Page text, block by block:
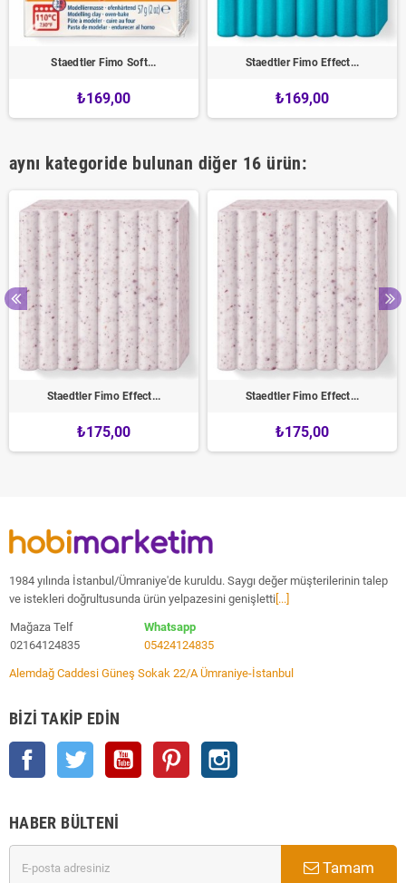
Staedtler Fimo Soft...
₺169,00
Staedtler Fimo Effect...
₺169,00
aynı kategoride bulunan diğer 16 ürün:
Staedtler Fimo Effect...
₺175,00
Staedtler Fimo Effect...
₺175,00
1984 yılında İstanbul/Ümraniye'de kuruldu. Saygı değer müşterilerinin talep
ve istekleri doğrultusunda ürün yelpazesini genişletti [...]
Mağaza Telf
02164124835
Whatsapp
05424124835
Alemdağ Caddesi Güneş Sokak 22/A Ümraniye-İstanbul
BIZI TAKIP EDIN
Facebook Twitter YouTube Pinterest
HABER BÜLTENI
Tamam